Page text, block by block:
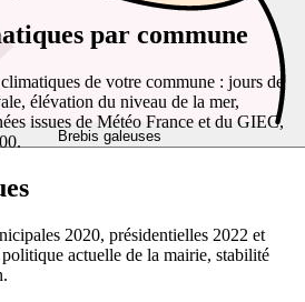
Brebis galeuses
par commune
de votre commune : jours de
élévation du niveau de la mer,
issues de Météo France et du GIEC,
2020, présidentielles 2022 et
actuelle de la mairie, stabilité